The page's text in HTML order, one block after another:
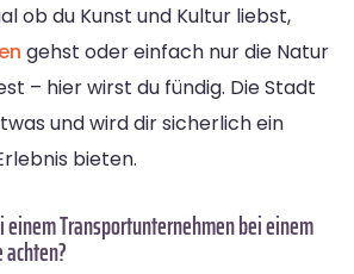
ob du Kunst und Kultur liebst,
gehst oder einfach nur die Natur
– hier wirst du fündig. Die Stadt
und wird dir sicherlich ein
bieten.
Transportunternehmen bei einem